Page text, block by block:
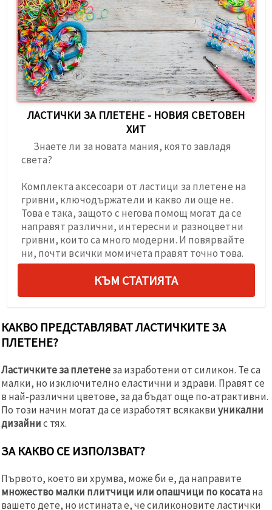
ЛАСТИЧКИ ЗА ПЛЕТЕНЕ - НОВИЯ СВЕТОВЕН
ХИТ
Знаете ли за новата мания, която завладя
света?
Комплекта аксесоари от ластици за плетене на
гривни, ключодържатели и какво ли още не.
Това е така, защото с негова помощ могат да се
направят различни, интересни и разноцветни
гривни, които са много модерни. И повярвайте
ни, почти всички момичета правят точно това.
КЪМ СТАТИЯТА
КАКВО ПРЕДСТАВЛЯВАТ ЛАСТИЧКИТЕ ЗА
ПЛЕТЕНЕ?
Ластичките за плетенеза изработени от силикон. Те са
малки, но изключително еластични и здрави. Правят се
в най-различни цветове, за да бъдат още по-атрактивни.
По този начин могат да се изработят всякакви уникални
дизайнис тях.
ЗА КАКВО СЕ ИЗПОЛЗВАТ?
Първото, което ви хрумва, може би е, да направите
множество малки плитчици или опашчици по косатана
вашето дете, но истината е, че силиконовите ластички